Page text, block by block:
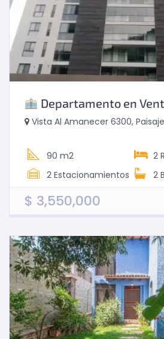
Departamento en Venta
Vista Al Amanecer 6300, Paisajes del Tesoro, Sin
90 m2 2
2 Estacionamientos 2
$ 3,550,000